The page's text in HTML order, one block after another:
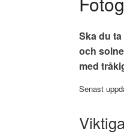
Ska du
och
med
Senast